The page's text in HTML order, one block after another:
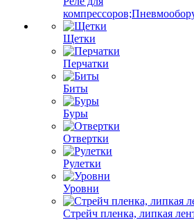
Щетки
Перчатки
Биты
Буры
Отвертки
Рулетки
Уровни
Стрейч пленка, липкая